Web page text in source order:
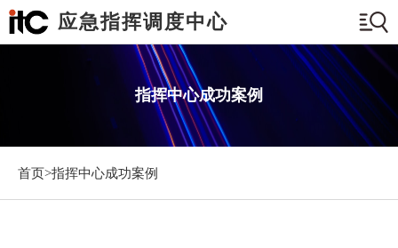
应急指挥调度中心
指挥中心成功案例
首页>指挥中心成功案例